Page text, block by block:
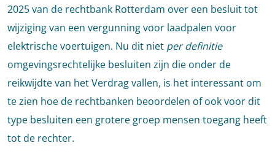
2025 van de rechtbank Rotterdam over een besluit tot
wijziging van een vergunning voor laadpalen voor
elektrische voertuigen. Nu dit niet per definitie
omgevingsrechtelijke besluiten zijn die onder de
reikwijdte van het Verdrag vallen, is het interessant om
te zien hoe de rechtbanken beoordelen of ook voor dit
type besluiten een grotere groep mensen toegang heeft
tot de rechter.